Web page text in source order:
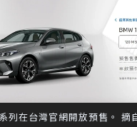
列在台灣官網開放預售。 摘